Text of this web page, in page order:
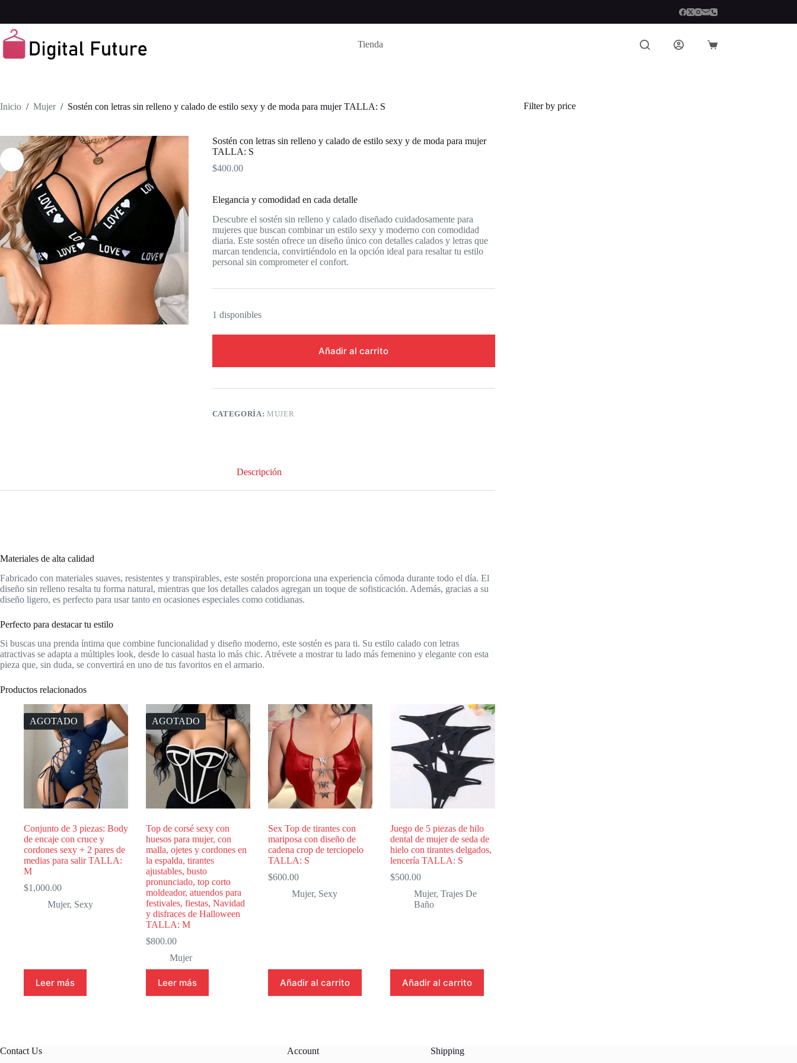
contenido
Tienda
Carro
Inicio / Mujer / Sostén con letras sin relleno y calado de estilo sexy y de moda para mujer TALLA: S
Sostén con letras sin relleno y calado de estilo sexy y de moda para mujer
TALLA: S
$400.00
Elegancia y comodidad en cada detalle
Descubre el sostén sin relleno y calado diseñado cuidadosamente para
mujeres que buscan combinar un estilo sexy y moderno con comodidad
diaria. Este sostén ofrece un diseño único con detalles calados y letras que
marcan tendencia, convirtiéndolo en la opción ideal para resaltar tu estilo
personal sin comprometer el confort.
1 disponibles
Añadir al carrito
CATEGORÍA: MUJER
Descripción
Materiales de alta calidad
Fabricado con materiales suaves, resistentes y transpirables, este sostén proporciona una experiencia cómoda durante todo el día. El
diseño sin relleno resalta tu forma natural, mientras que los detalles calados agregan un toque de sofisticación. Además, gracias a su
diseño ligero, es perfecto para usar tanto en ocasiones especiales como cotidianas.
Perfecto para destacar tu estilo
Si buscas una prenda íntima que combine funcionalidad y diseño moderno, este sostén es para ti. Su estilo calado con letras
atractivas se adapta a múltiples look, desde lo casual hasta lo más chic. Atrévete a mostrar tu lado más femenino y elegante con esta
pieza que, sin duda, se convertirá en uno de tus favoritos en el armario.
Productos relacionados
AGOTADO
Conjunto de 3 piezas: Body
de encaje con cruce y
cordones sexy + 2 pares de
medias para salir TALLA:
M
$1,000.00
Mujer, Sexy
Leer más
AGOTADO
Top de corsé sexy con
huesos para mujer, con
malla, ojetes y cordones en
la espalda, tirantes
ajustables, busto
pronunciado, top corto
moldeador, atuendos para
festivales, fiestas, Navidad
y disfraces de Halloween
TALLA: M
$800.00
Mujer
Leer más
Sex Top de tirantes con
mariposa con diseño de
cadena crop de terciopelo
TALLA: S
$600.00
Mujer, Sexy
Añadir al carrito
Juego de 5 piezas de hilo
dental de mujer de seda de
hielo con tirantes delgados,
lencería TALLA: S
$500.00
Mujer,Trajes De
Baño
Añadir al carrito
Filter by price
Contact Us Account Shipping